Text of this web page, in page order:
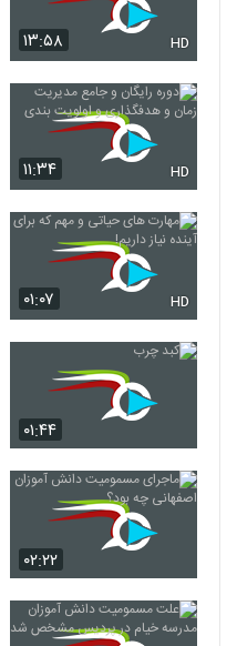
۱۳:۵۸ HD
۱۱:۳۴ HD
۰۱:۰۷ HD
۰۱:۴۴
۰۲:۲۲